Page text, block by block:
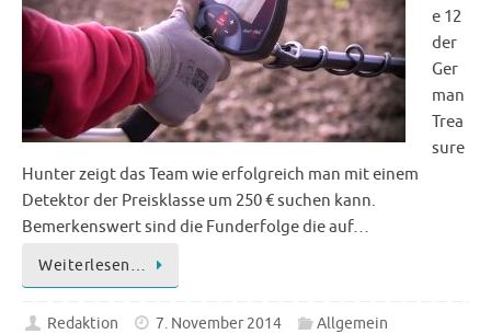
e 12
der
Ger
man
Trea
sure
Hunter zeigt das Team wie erfolgreich man mit einem
Detektor der Preisklasse um 250 € suchen kann.
Bemerkenswert sind die Funderfolge die auf…
Weiterlesen…
Redaktion 7. November 2014 Allgemein